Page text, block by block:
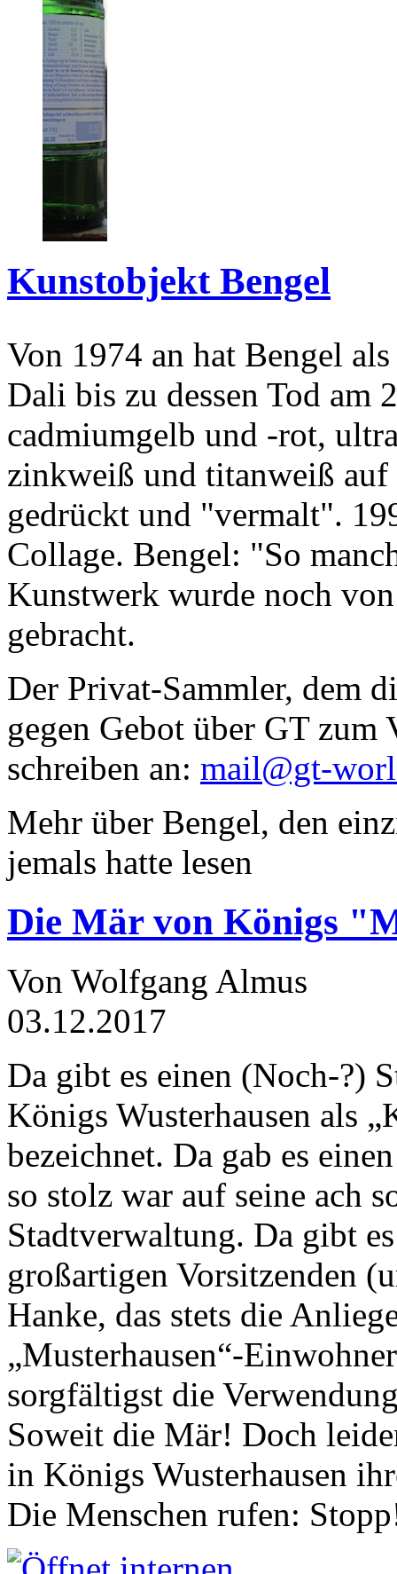
Kunstobjekt Bengel
Von 1974 an hat Bengel
Dali bis zu dessen Tod am
cadmiumgelb und -rot,
zinkweiß und titanweiß
gedrückt und "vermalt".
Collage. Bengel: "So
Kunstwerk wurde noch
gebracht.
Der Privat-Sammler, dem
gegen Gebot über GT zum
schreiben an: mail@gt-
Mehr über Bengel, den
jemals hatte lesen
Die Mär von Königs
Von Wolfgang Almus
03.12.2017
Da gibt es einen (Noch-?)
Königs Wusterhausen als
bezeichnet. Da gab es
so stolz war auf seine ach
Stadtverwaltung. Da gibt
großartigen Vorsitzenden
Hanke, das stets die
„Musterhausen“-
sorgfältigst die
Soweit die Mär! Doch
in Königs Wusterhausen
Die Menschen rufen: